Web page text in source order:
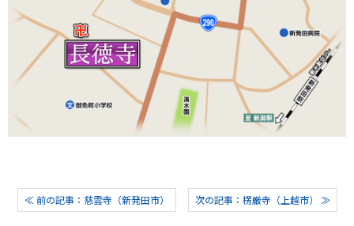
≪ 前の記事：慈雲寺（新発田市） 次の記事：楞厳寺（上越市） ≫